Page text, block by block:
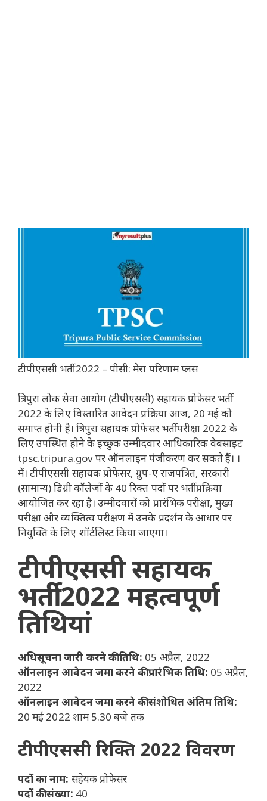
टीपीएससी भर्ती 2022 – पीसी: मेरा परिणाम प्लस
त्रिपुरा लोक सेवा आयोग (टीपीएससी) सहायक प्रोफेसर भर्ती
2022 के लिए विस्तारित आवेदन प्रक्रिया आज, 20 मई को
समाप्त होनी है। त्रिपुरा सहायक प्रोफेसर भर्ती परीक्षा 2022 के
लिए उपस्थित होने के इच्छुक उम्मीदवार आधिकारिक वेबसाइट
tpsc.tripura.gov पर ऑनलाइन पंजीकरण कर सकते हैं। ।
में। टीपीएससी सहायक प्रोफेसर, ग्रुप-ए राजपत्रित, सरकारी
(सामान्य) डिग्री कॉलेजों के 40 रिक्त पदों पर भर्ती प्रक्रिया
आयोजित कर रहा है। उम्मीदवारों को प्रारंभिक परीक्षा, मुख्य
परीक्षा और व्यक्तित्व परीक्षण में उनके प्रदर्शन के आधार पर
नियुक्ति के लिए शॉर्टलिस्ट किया जाएगा।
टीपीएससी सहायक
भर्ती 2022 महत्वपूर्ण
तिथियां
अधिसूचना जारी करने की तिथि: 05 अप्रैल, 2022
ऑनलाइन आवेदन जमा करने की प्रारंभिक तिथि: 05 अप्रैल,
2022
ऑनलाइन आवेदन जमा करने की संशोधित अंतिम तिथि:
20 मई 2022 शाम 5.30 बजे तक
टीपीएससी रिक्ति 2022 विवरण
पदों का नाम: सहेयक प्रोफेसर
पदों की संख्या: 40